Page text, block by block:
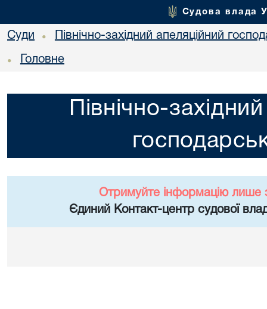
Судова влада
Суди • Північно-західний апеляційний
• Головне
Північно-
Отримуйте інформацію лише
Єдиний Контакт-центр судової